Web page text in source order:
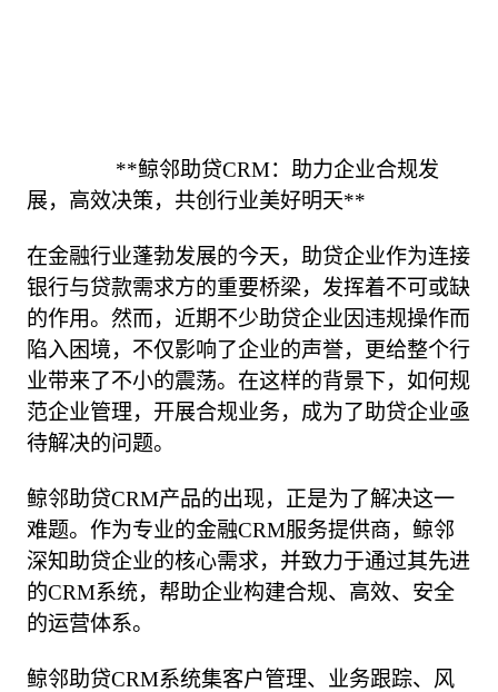
展，高效决策，共创行业美好明天**
在金融行业蓬勃发展的今天，助贷企业作为连接
银行与贷款需求方的重要桥梁，发挥着不可或缺
的作用。然而，近期不少助贷企业因违规操作而
陷入困境，不仅影响了企业的声誉，更给整个行
业带来了不小的震荡。在这样的背景下，如何规
范企业管理，开展合规业务，成为了助贷企业亟
待解决的问题。
鲸邻助贷CRM产品的出现，正是为了解决这一
难题。作为专业的金融CRM服务提供商，鲸邻
深知助贷企业的核心需求，并致力于通过其先进
的CRM系统，帮助企业构建合规、高效、安全
的运营体系。
鲸邻助贷CRM系统集客户管理、业务跟踪、风